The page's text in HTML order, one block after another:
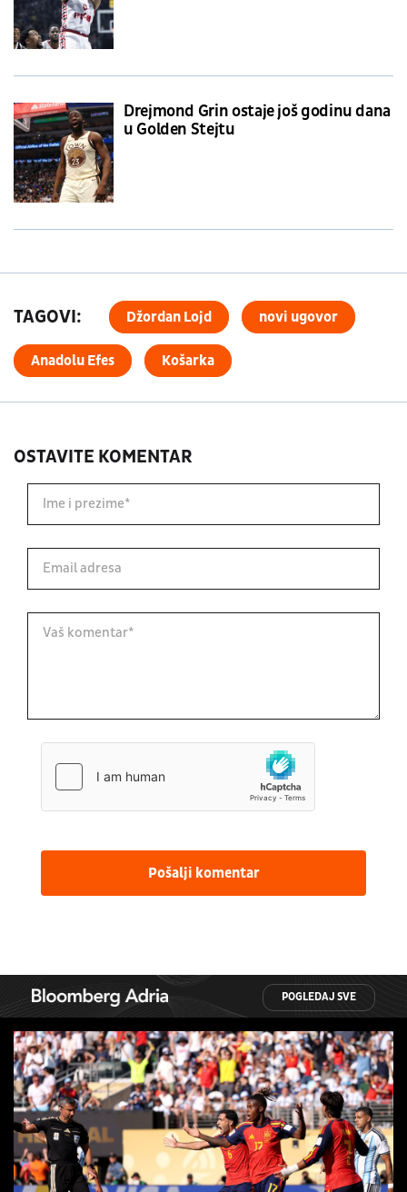
Drejmond Grin ostaje još godinu dana
u Golden Stejtu
TAGOVI: Džordan Lojd novi ugovor
Anadolu Efes Košarka
OSTAVITE KOMENTAR
Pošalji komentar
POGLEDAJ SVE